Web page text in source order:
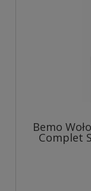
Bemo
Complet